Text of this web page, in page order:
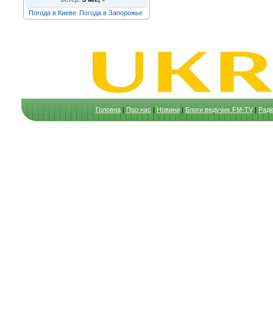
Погода в Киеве Погода в Запорожье
Головна|Про нас|Новини|Блоги ведучих FM-TV|